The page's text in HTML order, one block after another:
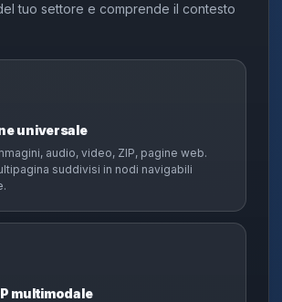
tuo settore e comprende il contesto
universale
audio, video, ZIP, pagine web.
suddivisi in nodi navigabili
multimodale